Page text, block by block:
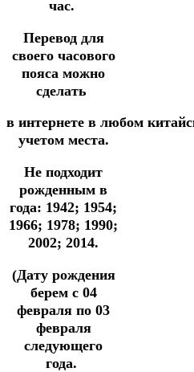
час.
Перевод для
своего часового
пояса можно
сделать
в интернете в любом
учетом места.
Не подходит
рожденным в
года: 1942; 1954;
1966; 1978; 1990;
2002; 2014.
(Дату рождения
берем с 04
февраля по 03
февраля
следующего
года.